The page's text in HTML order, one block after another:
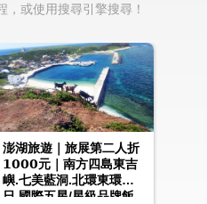
，或使用搜尋引擎搜尋！
澎湖旅遊｜旅展第二人折
𝟭𝟬𝟬𝟬元｜南方四島東吉
嶼.七美藍洞.北環東環３
日.國際五星/星級品牌飯